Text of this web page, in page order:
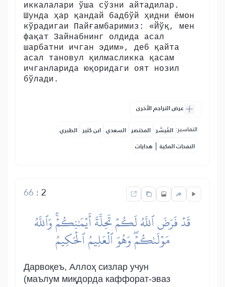
иккалалари ўша сўзни айтадилар.
Шунда ҳар қандай бадбўй ҳидни ёмон
кўрадигаи Пайғамбаримиз: «Йўқ, мен
фақат Зайнабнинг олдида асал
шарбатни ичган эдим», деб қайта
асал тановул қилмасликка қасам
ичганларида юқоридаги оят нозил
бўлади.
عرض التراجم الأخرى
التفاسير: المُيسَّر المختصر السعدي ابن كثير الطبري
النفحات المكية | هدايات
2
:
66
قَدۡ فَرَضَ ٱللَّهُ لَكُمۡ تَحِلَّةَ أَيۡمَٰنِكُمۡۚ وَٱللَّهُ
مَوۡلَىٰكُمۡۖ وَهُوَ ٱلۡعَلِيمُ ٱلۡحَكِيمُ
Дарвоқеъ, Аллоҳ сизлар учун
(маълум миқдорда каффорат-эваз